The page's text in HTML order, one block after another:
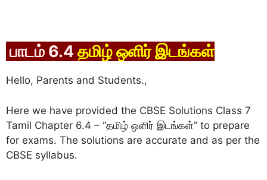
பாடம் 6.4தமிழ் ஒளிர் இடங்கள்
Hello, Parents and Students.,
Here we have provided the CBSE Solutions Class 7
Tamil Chapter 6.4 – “தமிழ் ஒளிர் இடங்கள்” to prepare
for exams. The solutions are accurate and as per the
CBSE syllabus.